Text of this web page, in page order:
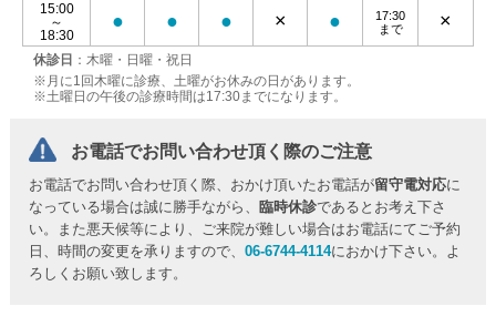
休診日 ：木曜・日曜・祝日
※月に1回木曜に診療、土曜がお休みの日があります。
※土曜日の午後の診療時間は17:30までになります。
15:00
～
18:30
● ● ● × ●
17:30
まで
×
お電話でお問い合わせ頂く際のご注意
お電話でお問い合わせ頂く際、おかけ頂いたお電話が留守電対応に
なっている場合は誠に勝手ながら、
臨時休診であるとお考え下さ
い。また悪天候等により、ご来院が難しい場合はお電話にてご予約
日、時間の変更を承りますので、06-6744-4114におかけ下さい。よ
ろしくお願い致します。